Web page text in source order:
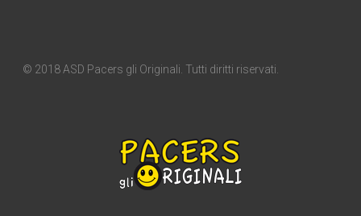
© 2018 ASD Pacers gli Originali. Tutti diritti riservati.